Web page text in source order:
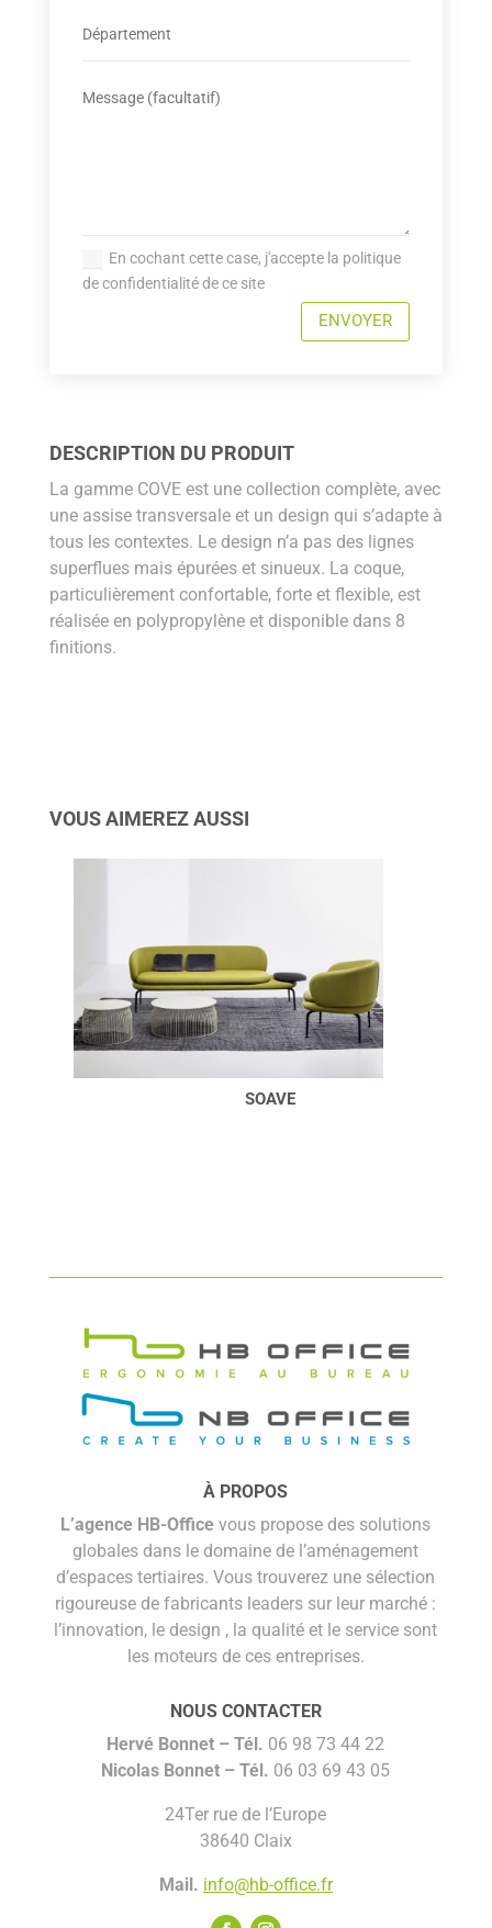
En cochant cette case, j'accepte la politique
de confidentialité de ce site
ENVOYER
DESCRIPTION DU PRODUIT
La gamme COVE est une collection complète, avec
une assise transversale et un design qui s’adapte à
tous les contextes. Le design n’a pas des lignes
superflues mais épurées et sinueux. La coque,
particulièrement confortable, forte et flexible, est
réalisée en polypropylène et disponible dans 8
finitions.
VOUS AIMEREZ AUSSI
SOAVE
À PROPOS
L’agence HB-Office vous propose des solutions
globales dans le domaine de l’aménagement
d’espaces tertiaires. Vous trouverez une sélection
rigoureuse de fabricants leaders sur leur marché :
l’innovation, le design , la qualité et le service sont
les moteurs de ces entreprises.
NOUS CONTACTER
Hervé Bonnet –Tél. 06 98 73 44 22
Nicolas Bonnet – Tél. 06 03 69 43 05
24Ter rue de l’Europe
38640 Claix
Mail. info@hb-office.fr